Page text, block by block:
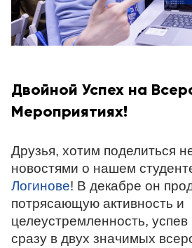
Двойной Успех на
Мероприятиях!
Друзья, хотим поделиться
новостями о нашем
Логинове! В декабре он
потрясающую активность и
целеустремленность, успев
сразу в двух значимых